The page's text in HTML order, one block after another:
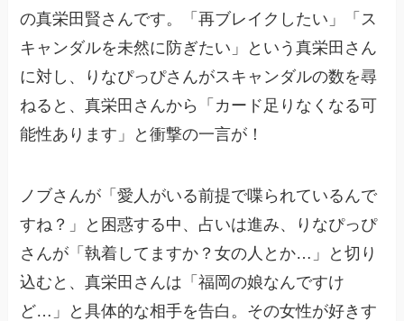
の真栄田賢さんです。「再ブレイクしたい」「ス
キャンダルを未然に防ぎたい」という真栄田さん
に対し、りなぴっぴさんがスキャンダルの数を尋
ねると、真栄田さんから「カード足りなくなる可
能性あります」と衝撃の一言が！
ノブさんが「愛人がいる前提で喋られているんで
すね？」と困惑する中、占いは進み、りなぴっぴ
さんが「執着してますか？女の人とか…」と切り
込むと、真栄田さんは「福岡の娘なんですけ
ど…」と具体的な相手を告白。その女性が好きす